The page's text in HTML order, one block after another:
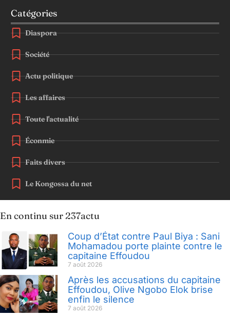
Catégories
Diaspora
Société
Actu politique
Les affaires
Toute l'actualité
Éconmie
Faits divers
Le Kongossa du net
En continu sur 237actu
Coup d’État contre Paul Biya : Sani
Mohamadou porte plainte contre le
capitaine Effoudou
7 août 2026
Après les accusations du capitaine
Effoudou, Olive Ngobo Elok brise
enfin le silence
7 août 2026